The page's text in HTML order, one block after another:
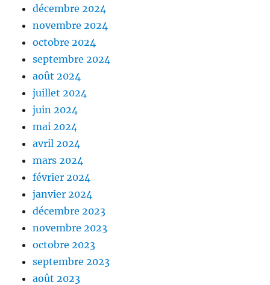
décembre 2024
novembre 2024
octobre 2024
septembre 2024
août 2024
juillet 2024
juin 2024
mai 2024
avril 2024
mars 2024
février 2024
janvier 2024
décembre 2023
novembre 2023
octobre 2023
septembre 2023
août 2023